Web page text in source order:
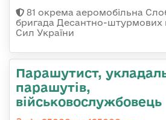
81 окрема аеромобільна
бригада Десантно-штурмових
Сил України
Парашутист,
парашутів,
військовослужбовець